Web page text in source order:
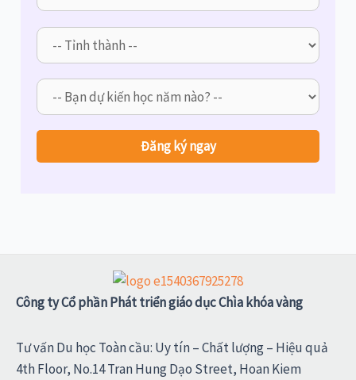
Công ty Cổ phần Phát triển giáo dục Chìa khóa vàng
Tư vấn Du học Toàn cầu: Uy tín – Chất lượng – Hiệu quả
4th Floor, No.14 Tran Hung Dạo Street, Hoan Kiem